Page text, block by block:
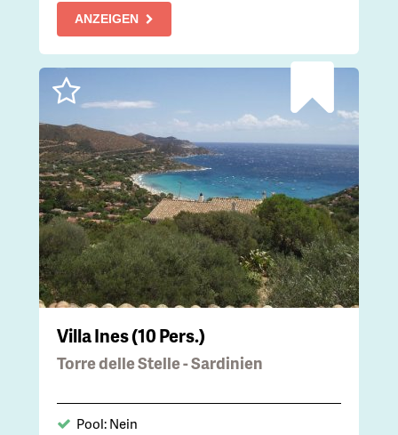
ANZEIGEN
Villa Ines (10 Pers.)
Torre delle Stelle - Sardinien
Pool: Nein